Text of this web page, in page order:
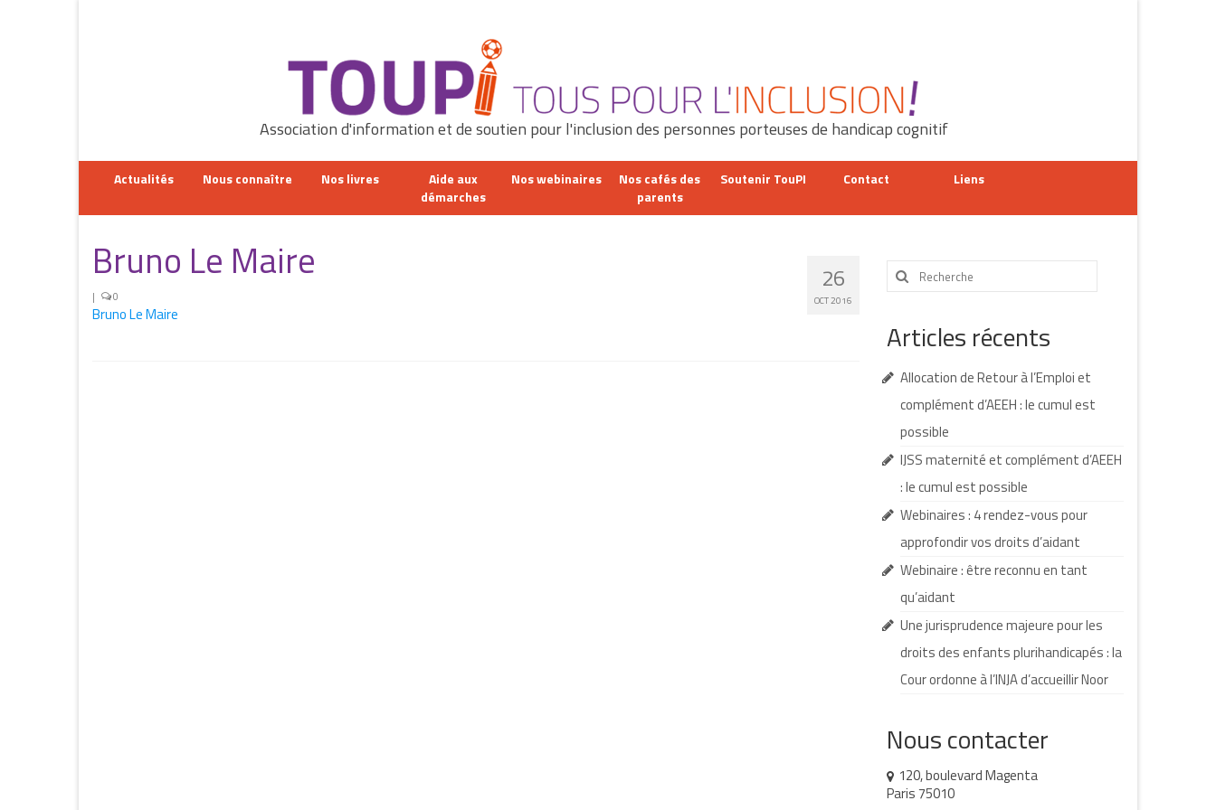
Association d'information et de soutien pour l'inclusion des personnes porteuses de handicap cognitif
Actualités Nous connaître Nos livres
Aide aux
démarches
Nos webinaires
Nos cafés des
parents
Soutenir TouPI Contact Liens
26
OCT 2016
Bruno Le Maire
| 0
Bruno Le Maire
Rechercher
:
Articles récents
Allocation de Retour à l’Emploi et
complément d’AEEH : le cumul est
possible
IJSS maternité et complément d’AEEH
: le cumul est possible
Webinaires : 4 rendez-vous pour
approfondir vos droits d’aidant
Webinaire : être reconnu en tant
qu’aidant
Une jurisprudence majeure pour les
droits des enfants plurihandicapés : la
Cour ordonne à l’INJA d’accueillir Noor
Nous contacter
120, boulevard Magenta
Paris 75010